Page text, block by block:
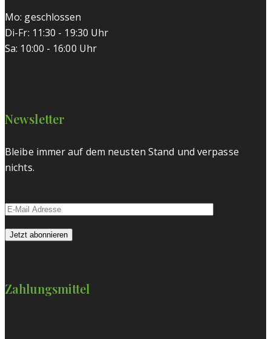
Mo: geschlossen
Di-Fr: 11:30 - 19:30 Uhr
Sa: 10:00 - 16:00 Uhr
Newsletter
Bleibe immer auf dem neusten Stand und verpasse
nichts.
Zahlungsmittel